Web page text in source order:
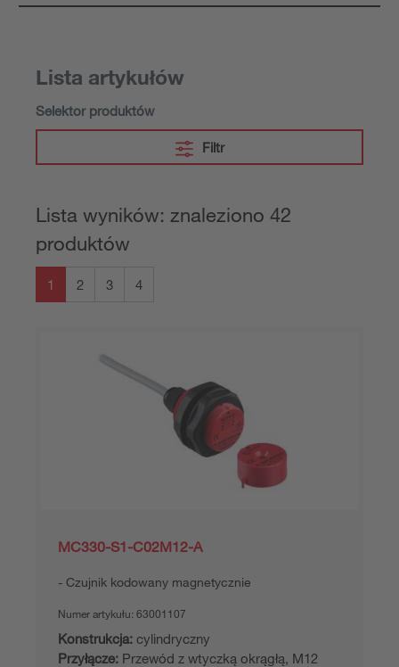
Lista artykułów
Selektor produktów
Filtr
Lista wyników: znaleziono 42
produktów
1 2 3 4
MC330-S1-C02M12-A
Czujnik kodowany magnetycznie
Numer artykułu: 63001107
Konstrukcja: cylindryczny
Przyłącze: Przewód z wtyczką okrągłą, M12